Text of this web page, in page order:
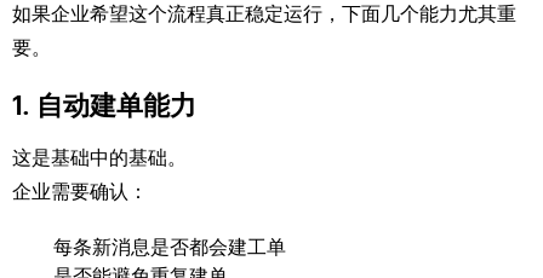
如果企业希望这个流程真正稳定运行，下面几个能力尤其重
要。
1. 自动建单能力
这是基础中的基础。
企业需要确认：
每条新消息是否都会建工单